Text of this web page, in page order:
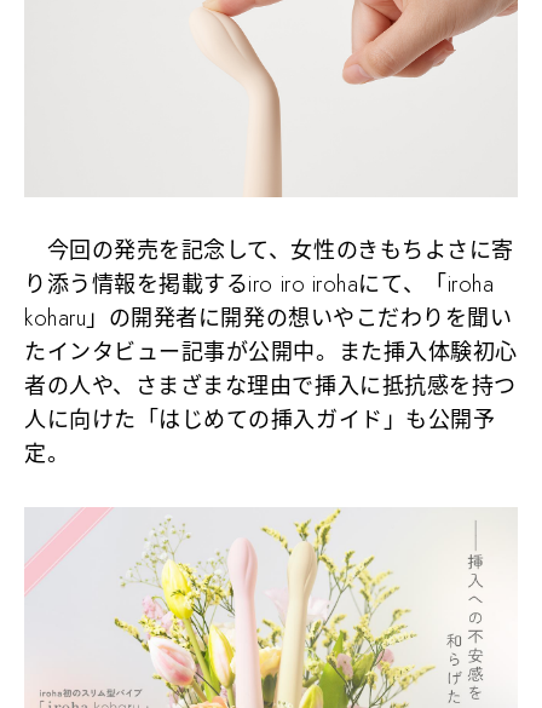
今回の発売を記念して、女性のきもちよさに寄
り添う情報を掲載するiro iro irohaにて、「iroha
koharu」の開発者に開発の想いやこだわりを聞い
たインタビュー記事が公開中。また挿入体験初心
者の人や、さまざまな理由で挿入に抵抗感を持つ
人に向けた「はじめての挿入ガイド」も公開予
定。